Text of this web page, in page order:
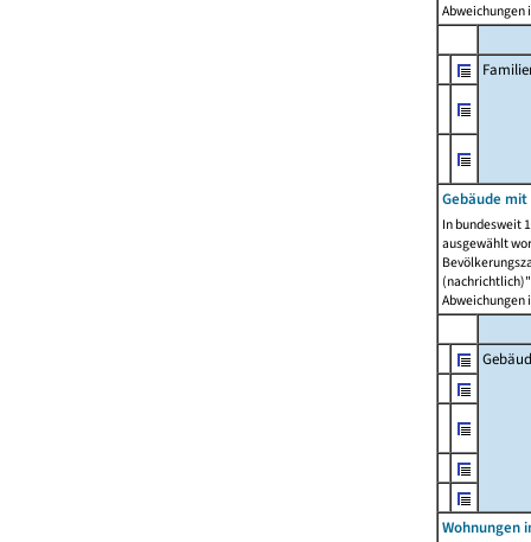
Abweichungen
Gebäude
In bundesweit
ausgewählt
Abweichungen
Wohnungen